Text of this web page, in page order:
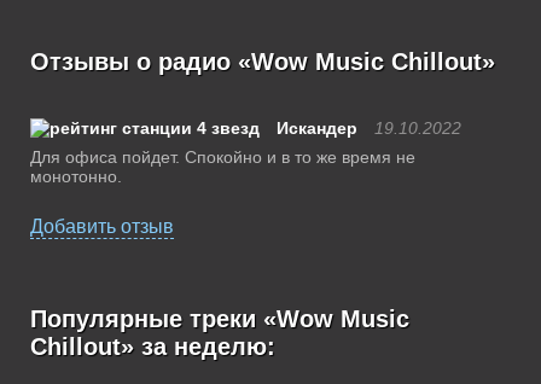
Отзывы о радио «Wow Music Chillout»
Искандер
19.10.2022
Для офиса пойдет. Спокойно и в то же время не
монотонно.
Добавить отзыв
Популярные треки «Wow Music
Chillout» за неделю: